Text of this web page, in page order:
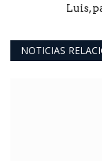
Luis,
NOTICIAS